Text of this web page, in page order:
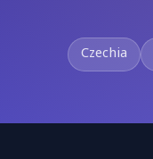
Czechia